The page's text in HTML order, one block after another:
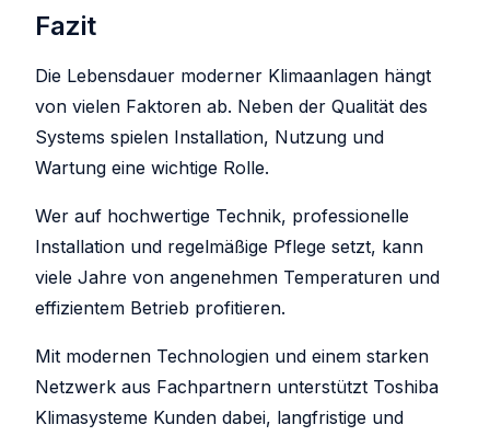
Fazit
Die Lebensdauer moderner Klimaanlagen hängt
von vielen Faktoren ab. Neben der Qualität des
Systems spielen Installation, Nutzung und
Wartung eine wichtige Rolle.
Wer auf hochwertige Technik, professionelle
Installation und regelmäßige Pflege setzt, kann
viele Jahre von angenehmen Temperaturen und
effizientem Betrieb profitieren.
Mit modernen Technologien und einem starken
Netzwerk aus Fachpartnern unterstützt Toshiba
Klimasysteme Kunden dabei, langfristige und